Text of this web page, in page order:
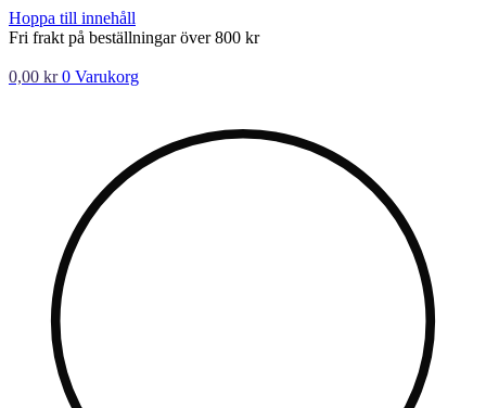
Hoppa till innehåll
Fri frakt på beställningar över 800 kr
0,00 kr 0 Varukorg